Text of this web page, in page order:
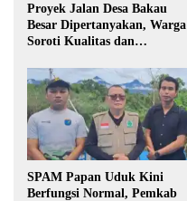
Proyek Jalan Desa Bakau
Besar Dipertanyakan, Warga
Soroti Kualitas dan
Pembangunan
SPAM Papan Uduk Kini
Berfungsi Normal, Pemkab